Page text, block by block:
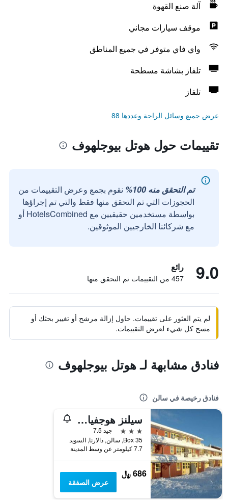
آلة صنع القهوة
موقف سيارات مجاني
واي فاي متوفر في جميع المناطق
تلفاز بشاشة مسطحة
تلفاز
عرض جميع وسائل الراحة وعددها 88
تقييمات حول هوتل بيوجلهوف
تم التحقق منه 100%
نقوم بجمع وعرض التقييمات من
الحجوزات التي تم التحقق منها فقط والتي تم إجراؤها
بواسطة مستخدمين حقيقيين مع HotelsCombined أو
مع شركائنا الخارجيين الموثوقين.
9.0 رائع
457 من التقييمات تم التحقق منها
لم يتم العثور على تقييمات. حاول إزالة مرشح أو تغيير بحثك أو
مسح كل شيء لعرض التقييمات.
فنادق مشابهة لـ هوتل بيوجلهوف
فنادق رخيصة في سالن
سيلنز هوجفيالزهوتل
3 نجوم
جيد 7.5
Box 35, سالن, دالارنا, السويد
7.7 كيلومتر عن وسط المدينة
686 ﷼
عرض الصفقة